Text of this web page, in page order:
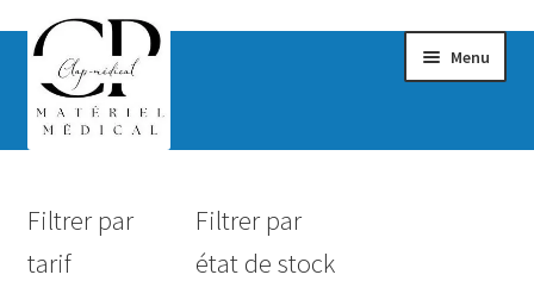
Menu
Hygiène
Filtrer par
tarif
Filtrer par
état de stock